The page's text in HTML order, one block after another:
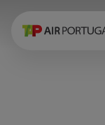
Reservar